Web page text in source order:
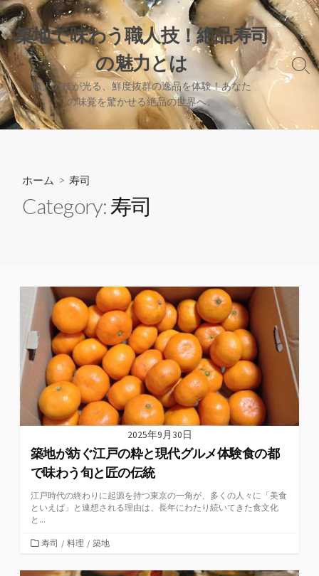
コ
ン
テ
ン
ツ
へ
ス
キ
築地で味わう職人技！絶品寿司
の魅力とは
職人の技が光る、鮮度抜群の逸品を体験！あなた
の味覚を驚かせる絶品の世界へ。
検
ホーム > 寿司
Category:寿司
2025年9月30日
築地が紡ぐ江戸の粋と現代グルメ体験食の都
で味わう旬と匠の伝統
江戸時代の終わりに起源を持つ東京の一角が、多くの人々に「美食
といえば」と連想される理由は、長年にわたり続いてきた食文化
と...
カ
ゴ
寿司 / 料理 / 築地